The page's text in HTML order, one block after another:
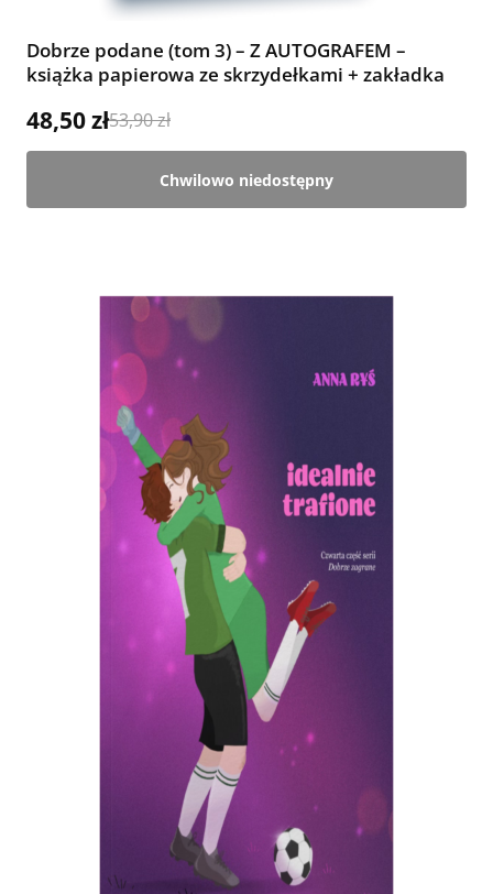
Dobrze podane (tom 3) – Z AUTOGRAFEM –
książka papierowa ze skrzydełkami + zakładka
48,50 zł53,90 zł
Chwilowo niedostępny